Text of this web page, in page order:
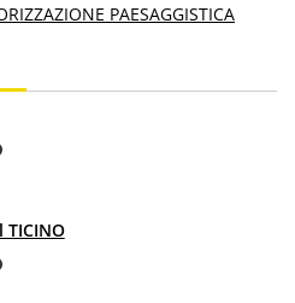
PAESAGGISTICA
TICINO